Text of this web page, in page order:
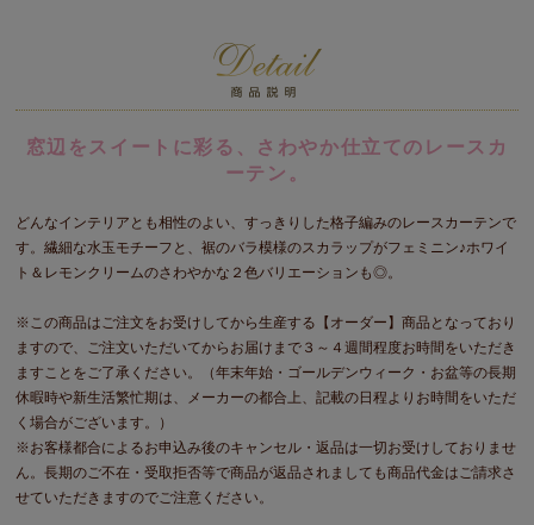
窓辺をスイートに彩る、さわやか仕立てのレースカ
ーテン。
どんなインテリアとも相性のよい、すっきりした格子編みのレースカーテンで
す。繊細な水玉モチーフと、裾のバラ模様のスカラップがフェミニン♪ホワイ
ト＆レモンクリームのさわやかな２色バリエーションも◎。
※この商品はご注文をお受けしてから生産する【オーダー】商品となっており
ますので、ご注文いただいてからお届けまで３～４週間程度お時間をいただき
ますことをご了承ください。（年末年始・ゴールデンウィーク・お盆等の長期
休暇時や新生活繁忙期は、メーカーの都合上、記載の日程よりお時間をいただ
く場合がございます。）
※お客様都合によるお申込み後のキャンセル・返品は一切お受けしておりませ
ん。長期のご不在・受取拒否等で商品が返品されましても商品代金はご請求さ
せていただきますのでご注意ください。